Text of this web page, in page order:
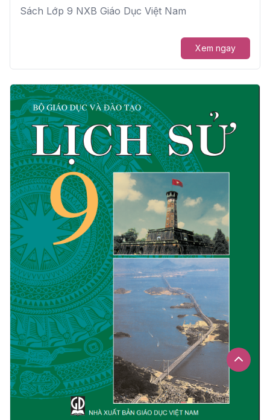
Sách Lớp 9 NXB Giáo Dục Việt Nam
Xem ngay